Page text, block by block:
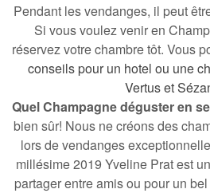
Pendant les vendanges, il peut
Si vous voulez venir en
réservez votre chambre tôt. Vous
conseils pour un hotel ou une
Vertus et
Quel Champagne déguster en
bien sûr! Nous ne créons des
lors de vendanges
millésime 2019 Yveline Prat est
partager entre amis ou pour un